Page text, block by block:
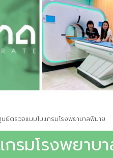
รมโรงพยาบ
นย์ตรวจแมมโมแกรมโรงพยาบาลพิมาย